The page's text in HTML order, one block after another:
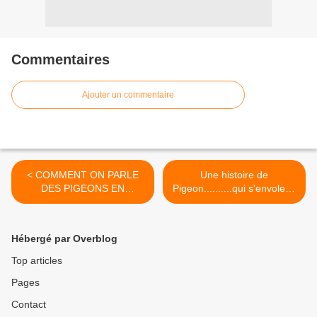
Commentaires
Ajouter un commentaire
< COMMENT ON PARLE
DES PIGEONS EN
ITALIE.......
Une histoire de
Pigeon..........qui s'envole et
qui nous quitte >
Hébergé par Overblog
Top articles
Pages
Contact